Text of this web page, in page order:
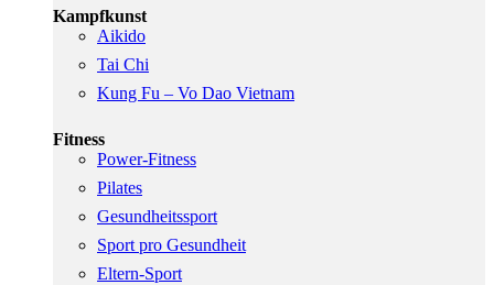
Kampfkunst
Aikido
Tai Chi
Kung Fu – Vo Dao Vietnam
Fitness
Power-Fitness
Pilates
Gesundheitssport
Sport pro Gesundheit
Eltern-Sport